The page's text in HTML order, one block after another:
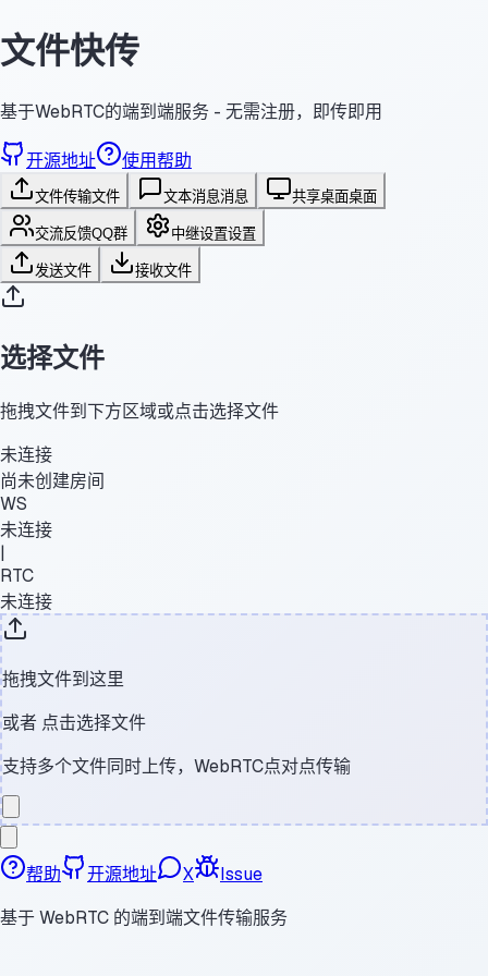
文件快传
基于WebRTC的端到端服务 - 无需注册，即传即用
开源地址 使用帮助
文件传输文件 文本消息消息 共享桌面桌面
交流反馈QQ群 中继设置设置
发送文件 接收文件
选择文件
拖拽文件到下方区域或点击选择文件
未连接
尚未创建房间
WS
未连接
|
RTC
未连接
拖拽文件到这里
或者 点击选择文件
支持多个文件同时上传，WebRTC点对点传输
帮助 开源地址 X
Issue
基于 WebRTC 的端到端文件传输服务